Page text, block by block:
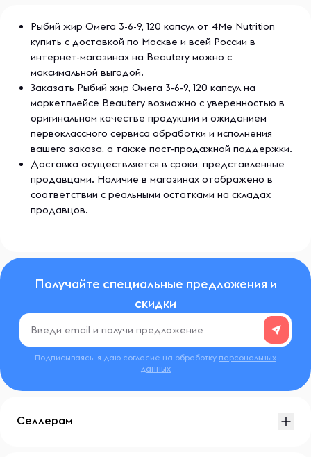
Рыбий жир Омега 3-6-9, 120 капсул от 4Me Nutrition
купить с доставкой по Москве и всей России в
интернет-магазинах на Beautery можно с
максимальной выгодой.
Заказать Рыбий жир Омега 3-6-9, 120 капсул на
маркетплейсе Beautery возможно с уверенностью в
оригинальном качестве продукции и ожиданием
первоклассного сервиса обработки и исполнения
вашего заказа, а также пост-продажной поддержки.
Доставка осуществляется в сроки, представленные
продавцами. Наличие в магазинах отображено в
соответствии с реальными остатками на складах
продавцов.
Получайте специальные предложения и
скидки
Подписываясь, я даю согласие на обработку персональных
данных
Селлерам